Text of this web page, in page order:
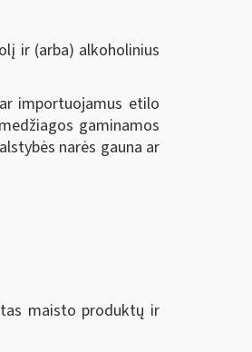
ir (arba) alkoholinius
importuojamus etilo
gaminamos
narės gauna ar
maisto produktų ir